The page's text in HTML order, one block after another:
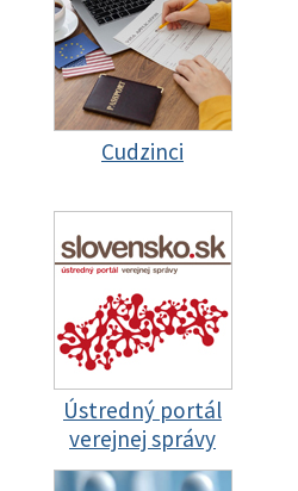
Cudzinci
Ústredný portál
verejnej správy